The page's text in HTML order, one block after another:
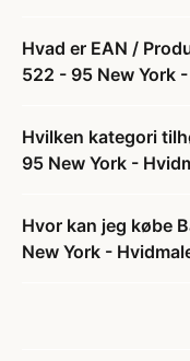
Hvad er EAN /
522 - 95 New York
Hvilken kategori
95 New York -
Hvor kan jeg købe
New York -